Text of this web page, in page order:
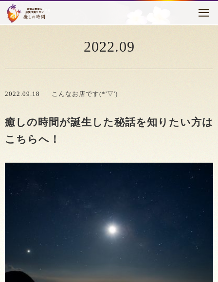
ブログ
トピックス
2022.09
2022.09.18 こんなお店です(*'▽')
癒しの時間が誕生した秘話を知りたい方は
こちらへ！